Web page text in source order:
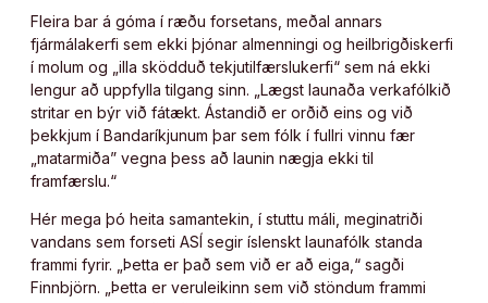
Fleira bar á góma í ræðu forsetans, meðal annars
fjármálakerfi sem ekki þjónar almenningi og heilbrigðiskerfi
í molum og „illa sködduð tekjutilfærslukerfi“ sem ná ekki
lengur að uppfylla tilgang sinn. „Lægst launaða verkafólkið
stritar en býr við fátækt. Ástandið er orðið eins og við
þekkjum í Bandaríkjunum þar sem fólk í fullri vinnu fær
„matarmiða” vegna þess að launin nægja ekki til
framfærslu.“
Hér mega þó heita samantekin, í stuttu máli, meginatriði
vandans sem forseti ASÍ segir íslenskt launafólk standa
frammi fyrir. „Þetta er það sem við er að eiga,“ sagði
Finnbjörn. „Þetta er veruleikinn sem við stöndum frammi